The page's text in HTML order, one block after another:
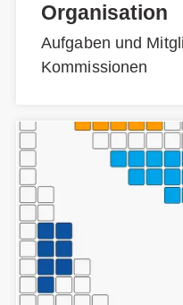
Organisation
Aufgaben und
Kommissionen